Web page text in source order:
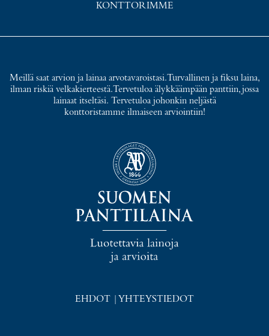
KONTTORIMME
Meillä saat arvion ja lainaa arvotavaroistasi. Turvallinen ja fiksu laina,
ilman riskiä velkakierteestä. Tervetuloa älykkäämpään panttiin, jossa
lainaat itseltäsi. Tervetuloa johonkin neljästä
konttoristamme ilmaiseen arviointiin!
EHDOT YHTEYSTIEDOT